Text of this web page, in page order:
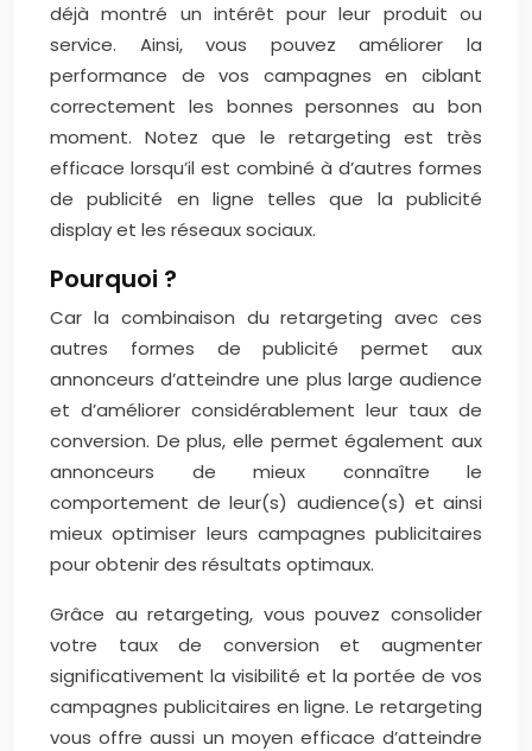
déjà montré un intérêt pour leur produit ou
service. Ainsi, vous pouvez améliorer la
performance de vos campagnes en ciblant
correctement les bonnes personnes au bon
moment. Notez que le retargeting est très
efficace lorsqu’il est combiné à d’autres formes
de publicité en ligne telles que la publicité
display et les réseaux sociaux.
Pourquoi ?
Car la combinaison du retargeting avec ces
autres formes de publicité permet aux
annonceurs d’atteindre une plus large audience
et d’améliorer considérablement leur taux de
conversion. De plus, elle permet également aux
annonceurs de mieux connaître le
comportement de leur(s) audience(s) et ainsi
mieux optimiser leurs campagnes publicitaires
pour obtenir des résultats optimaux.
Grâce au retargeting, vous pouvez consolider
votre taux de conversion et augmenter
significativement la visibilité et la portée de vos
campagnes publicitaires en ligne. Le retargeting
vous offre aussi un moyen efficace d’atteindre